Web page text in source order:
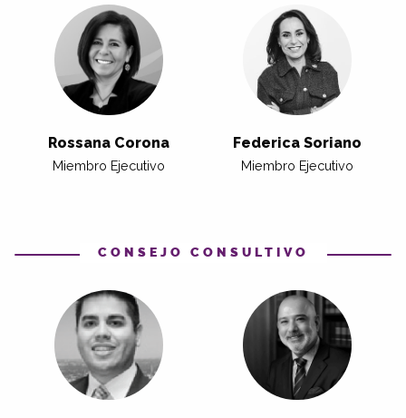
Rossana Corona
Miembro Ejecutivo
Federica Soriano
Miembro Ejecutivo
CONSEJO CONSULTIVO